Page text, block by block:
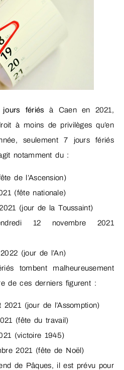
jours fériés à Caen en 2021,
à moins de privilèges qu’en
seulement 7 jours fériés
notamment du :
de l’Ascension)
(fête nationale)
(jour de la Toussaint)
12 novembre 2021
(jour de l’An)
tombent malheureusement
de ces derniers figurent :
(jour de l’Assomption)
(fête du travail)
(victoire 1945)
2021 (fête de Noël)
de Pâques, il est prévu pour